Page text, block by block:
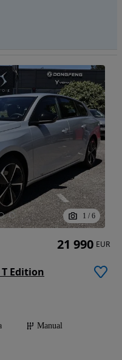
1 / 6
Edition
Manual
21 990 EUR